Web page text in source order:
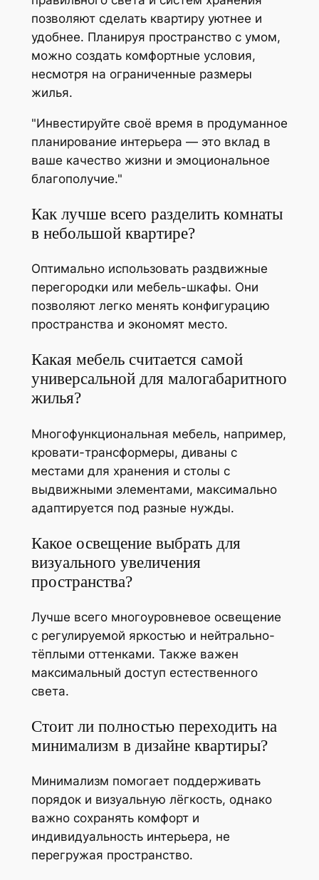
позволяют сделать квартиру уютнее и
удобнее. Планируя пространство с умом,
можно создать комфортные условия,
несмотря на ограниченные размеры
жилья.
Инвестируйте своё время в продуманное
планирование интерьера — это вклад в
ваше качество жизни и эмоциональное
благополучие.
Как лучше всего разделить комнаты
в небольшой квартире?
Оптимально использовать раздвижные
перегородки или мебель-шкафы. Они
позволяют легко менять конфигурацию
пространства и экономят место.
Какая мебель считается самой
универсальной для малогабаритного
жилья?
Многофункциональная мебель, например,
кровати-трансформеры, диваны с
местами для хранения и столы с
выдвижными элементами, максимально
адаптируется под разные нужды.
Какое освещение выбрать для
визуального увеличения
пространства?
Лучше всего многоуровневое освещение
с регулируемой яркостью и нейтрально-
тёплыми оттенками. Также важен
максимальный доступ естественного
света.
Стоит ли полностью переходить на
минимализм в дизайне квартиры?
Минимализм помогает поддерживать
порядок и визуальную лёгкость, однако
важно сохранять комфорт и
индивидуальность интерьера, не
перегружая пространство.